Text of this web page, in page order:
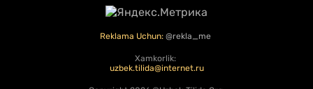
Reklama Uchun: @rekla_me
Xamkorlik:
uzbek.tilida@internet.ru